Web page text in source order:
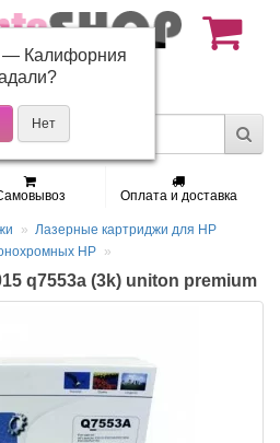
01-37
Оплата и доставка
Лазерные картриджи для HP
HP
q7553a (3k) uniton premium
— Калифорния